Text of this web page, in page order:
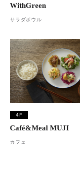
WithGreen
サラダボウル
4F
Café&Meal MUJI
カフェ